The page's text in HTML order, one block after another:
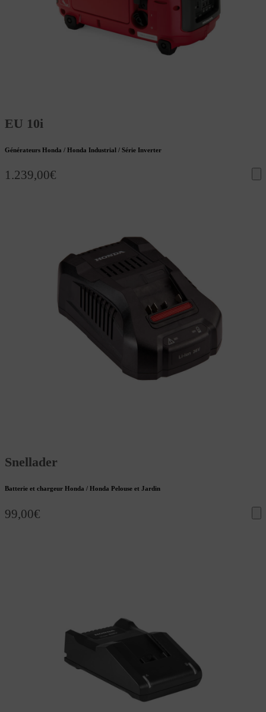
EU 10i
Générateurs Honda / Honda Industrial / Série Inverter
1.239,00€
Snellader
Batterie et chargeur Honda / Honda Pelouse et Jardin
99,00€